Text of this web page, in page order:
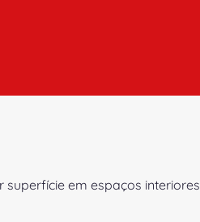
em espaços interiores